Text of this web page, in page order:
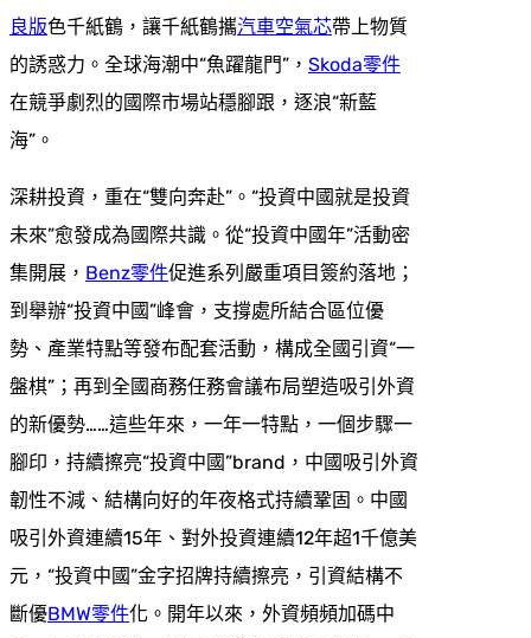
良版色千紙鶴，讓千紙鶴攜汽車空氣芯帶上物質
的誘惑力。全球海潮中“魚躍龍門”， Skoda零件
在競爭劇烈的國際市場站穩腳跟，逐浪“新藍
海”。
深耕投資，重在“雙向奔赴”。“投資中國就是投資
未來”愈發成為國際共識。從“投資中國年”活動密
集開展， Benz零件促進系列嚴重項目簽約落地；
到舉辦“投資中國”峰會，支撐處所結合區位優
勢、產業特點等發布配套活動，構成全國引資“一
盤棋”；再到全國商務任務會議布局塑造吸引外資
的新優勢……這些年來，一年一特點，一個步驟一
腳印，持續擦亮“投資中國”brand，中國吸引外資
韌性不減、結構向好的年夜格式持續鞏固。中國
吸引外資連續15年、對外投資連續12年超1千億美
元，“投資中國”金字招牌持續擦亮，引資結構不
斷優BMW零件化。開年以來，外資頻頻加碼中